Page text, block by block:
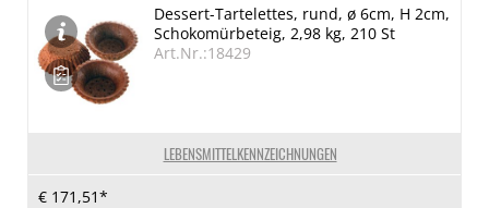
LEBENSMITTELKENNZEICHNUNGEN
Dessert-Tartelettes, rund, ø 6cm, H 2cm,
Schokomürbeteig, 2,98 kg, 210 St
Art.Nr.:18429
€ 171,51*